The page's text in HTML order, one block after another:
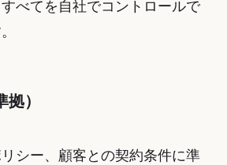
すべてを自社でコントロールで
）
シー、顧客との契約条件に準